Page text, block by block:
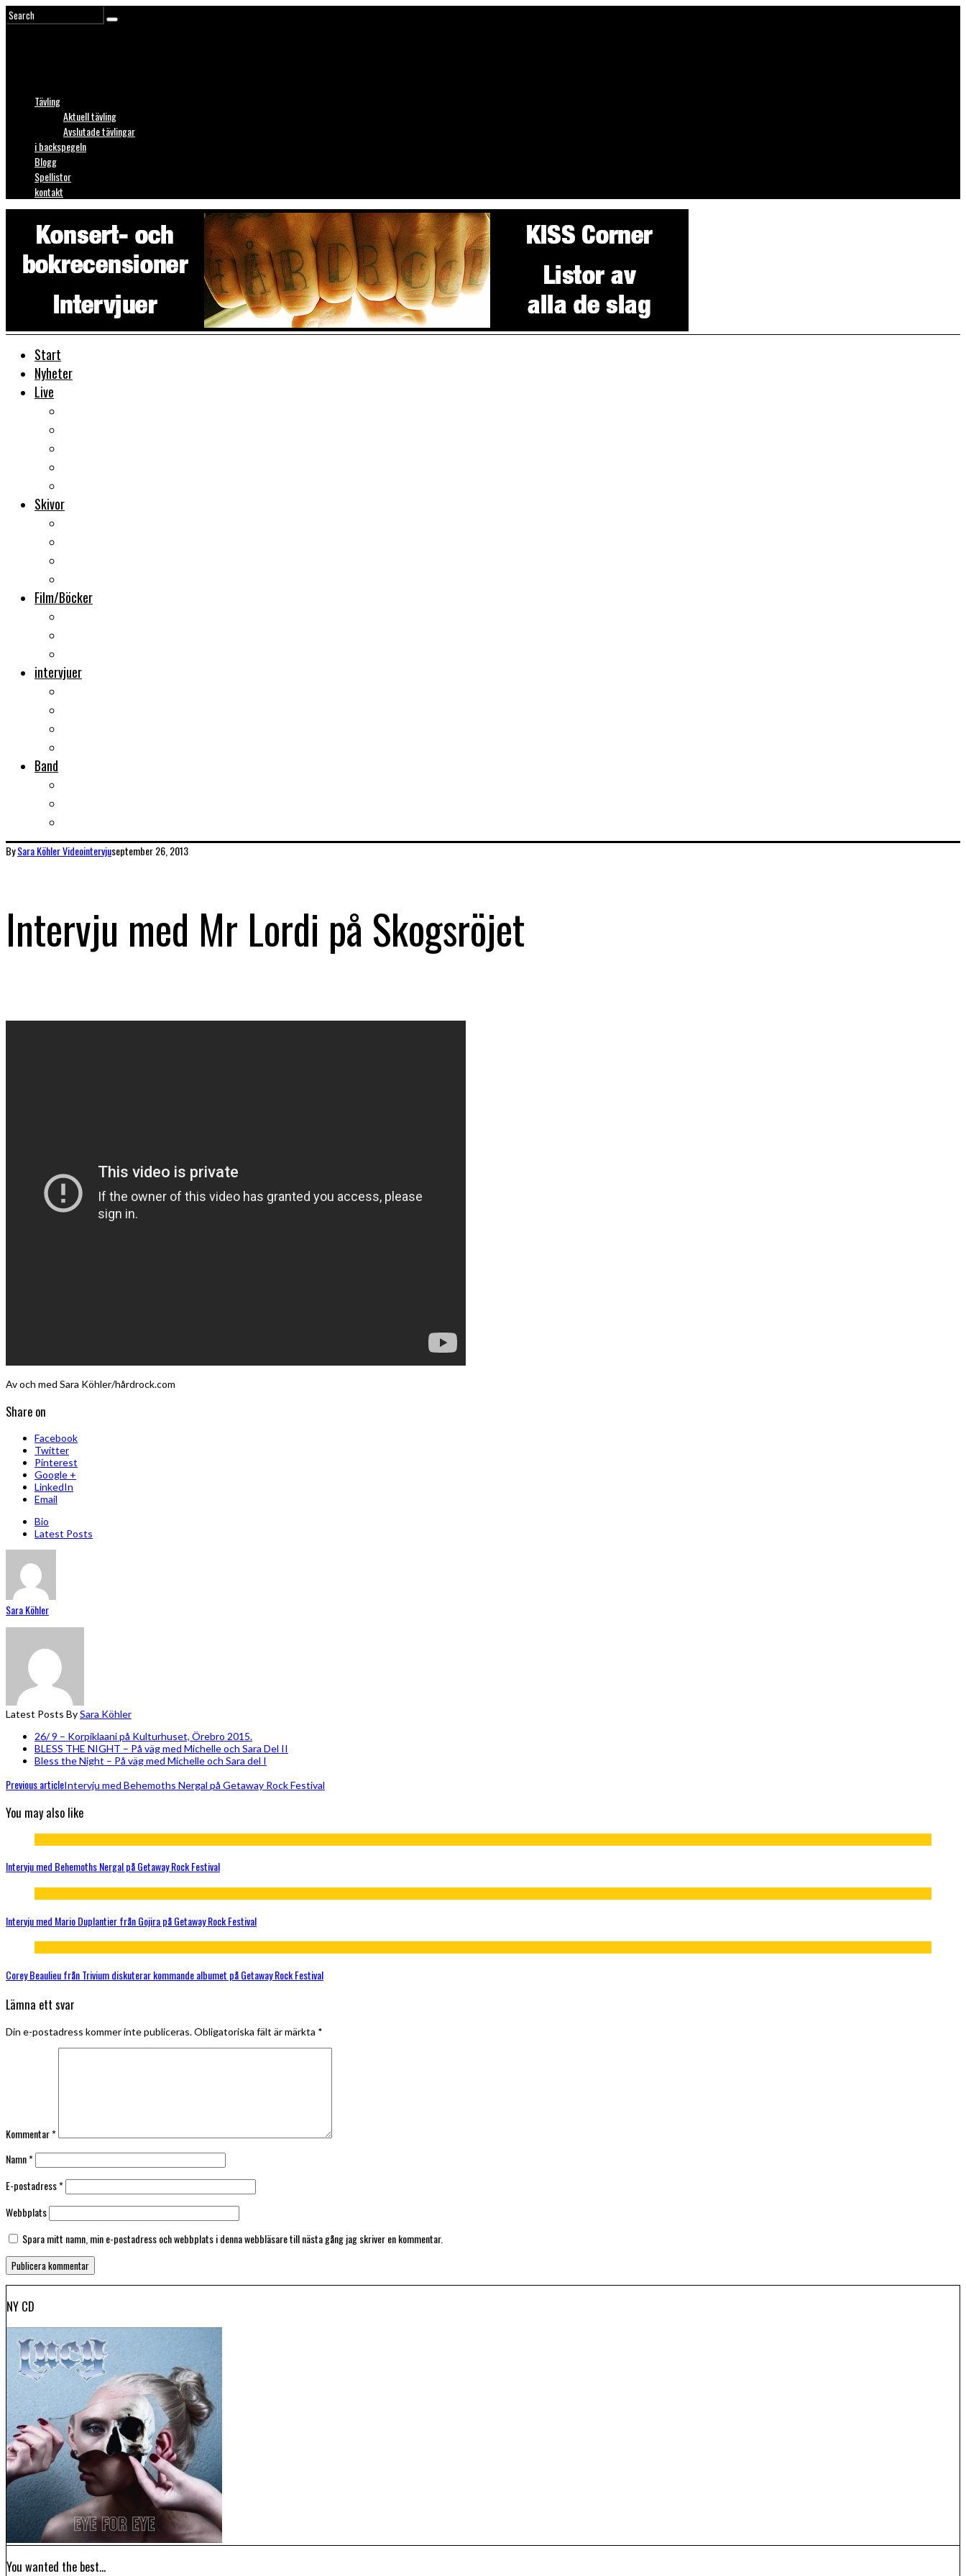
Tävling
Aktuell tävling
Avslutade tävlingar
i backspegeln
Blogg
Spellistor
kontakt
Start
Nyheter
Live
Skivor
Film/Böcker
intervjuer
Band
BySara KöhlerVideointervjuseptember 26, 2013
Intervju med Mr Lordi på Skogsröjet
Av och med Sara Köhler/hårdrock.com
Share on
Facebook
Twitter
Pinterest
Google +
LinkedIn
Email
Bio
Latest Posts
Sara Köhler
Latest Posts BySara Köhler
26/ 9 – Korpiklaani på Kulturhuset, Örebro 2015.
BLESS THE NIGHT – På väg med Michelle och Sara Del II
Bless the Night – På väg med Michelle och Sara del I
Previous articleIntervju med Behemoths Nergal på Getaway Rock Festival
You may also like
Intervju med Behemoths Nergal på Getaway Rock Festival
Intervju med Mario Duplantier från Gojira på Getaway Rock Festival
Corey Beaulieu från Trivium diskuterar kommande albumet på Getaway Rock Festival
Lämna ett svar
Din e-postadress kommer inte publiceras.Obligatoriska fält är märkta *
Kommentar*
Namn*
E-postadress*
Webbplats
Spara mitt namn, min e-postadress och webbplats i denna webbläsare till nästa gång jag skriver en kommentar.
NY CD
You wanted the best…